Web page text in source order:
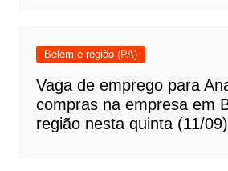
Belém e região (PA)
Vaga de emprego para
compras na empresa em
região nesta quinta (11/09)